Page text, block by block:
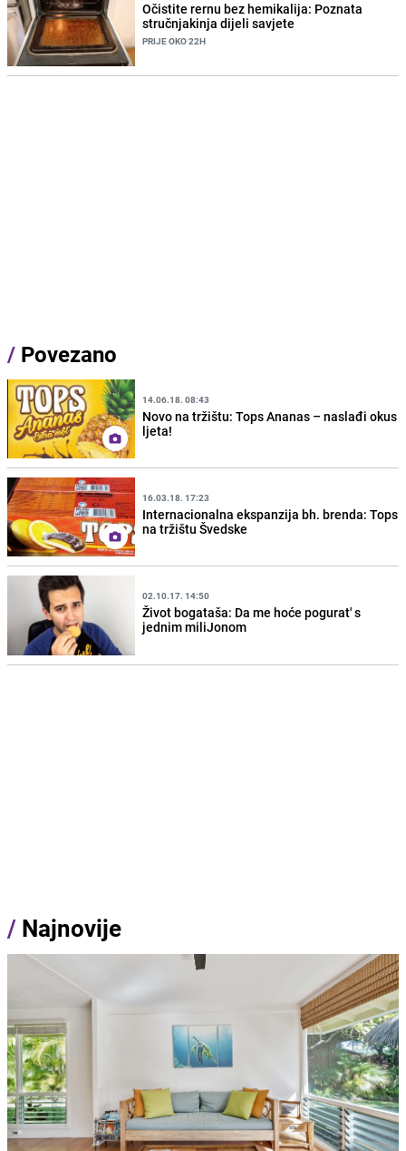
Očistite rernu bez hemikalija: Poznata
stručnjakinja dijeli savjete
PRIJE OKO 22H
/ Povezano
14.06.18. 08:43
Novo na tržištu: Tops Ananas – naslađi okus
ljeta!
16.03.18. 17:23
Internacionalna ekspanzija bh. brenda: Tops
na tržištu Švedske
02.10.17. 14:50
Život bogataša: Da me hoće pogurat' s
jednim miliJonom
/ Najnovije